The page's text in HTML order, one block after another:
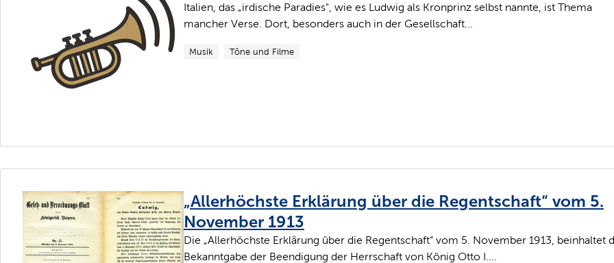
Italien, das „irdische Paradies", wie es Ludwig als Kronprinz selbst nannte, ist Thema
mancher Verse. Dort, besonders auch in der Gesellschaft...
Musik Töne und Filme
„Allerhöchste Erklärung über die Regentschaft“ vom 5.
November 1913
Die „Allerhöchste Erklärung über die Regentschaft“ vom 5. November 1913, beinhaltet
Bekanntgabe der Beendigung der Herrschaft von König Otto I....